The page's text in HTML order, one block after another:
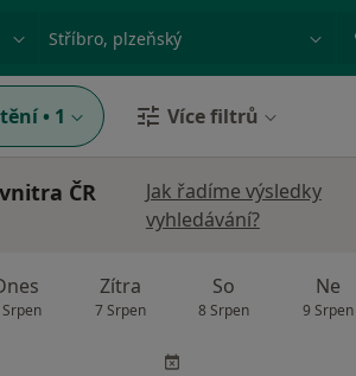
Město nebo region
• 1 Více filtrů
ČR
Jak řadíme výsledky
vyhledávání?
Zítra
7 Srpen
So
8 Srpen
Ne
9 Srpen